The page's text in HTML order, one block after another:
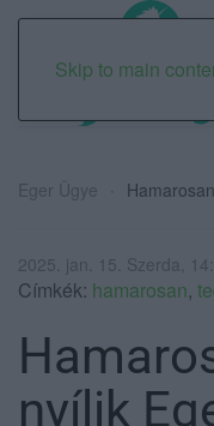
Skip to main
Eger Ügye
2025. jan. 15. Szerda,
Címkék: hamarosan,
nyílik